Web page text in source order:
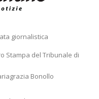
giornalistica
Stampa del Tribunale di
Bonollo